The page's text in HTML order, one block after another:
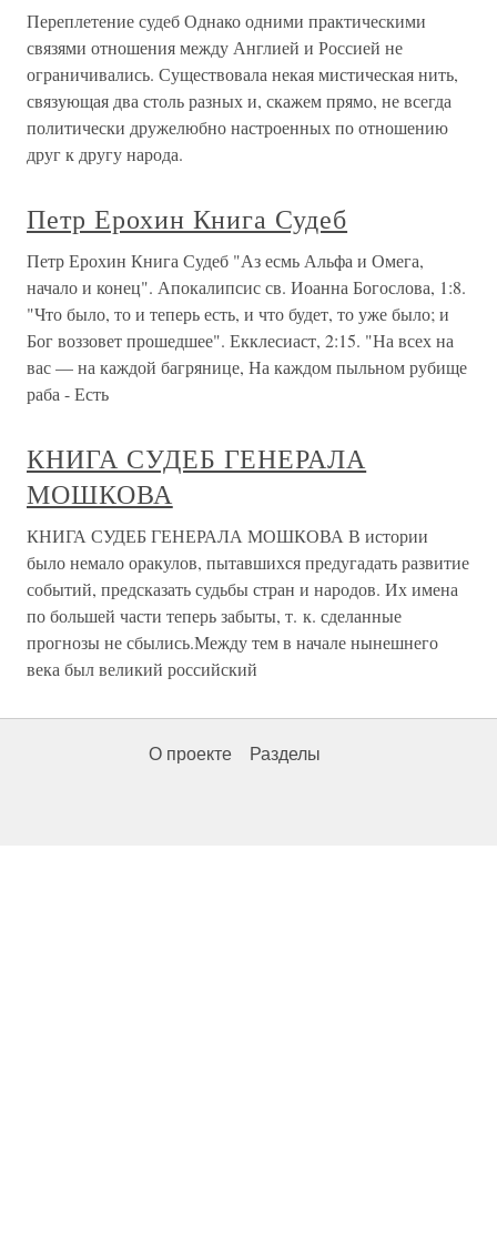
Переплетение судеб Однако одними практическими
связями отношения между Англией и Россией не
ограничивались. Существовала некая мистическая нить,
связующая два столь разных и, скажем прямо, не всегда
политически дружелюбно настроенных по отношению
друг к другу народа.
Петр Ерохин Книга Судеб
Петр Ерохин Книга Судеб "Аз есмь Альфа и Омега,
начало и конец". Апокалипсис св. Иоанна Богослова, 1:8.
"Что было, то и теперь есть, и что будет, то уже было; и
Бог воззовет прошедшее". Екклесиаст, 2:15. "На всех на
вас — на каждой багрянице, На каждом пыльном рубище
раба - Есть
КНИГА СУДЕБ ГЕНЕРАЛА
МОШКОВА
КНИГА СУДЕБ ГЕНЕРАЛА МОШКОВА В истории
было немало оракулов, пытавшихся предугадать развитие
событий, предсказать судьбы стран и народов. Их имена
по большей части теперь забыты, т. к. сделанные
прогнозы не сбылись.Между тем в начале нынешнего
века был великий российский
О проекте Разделы